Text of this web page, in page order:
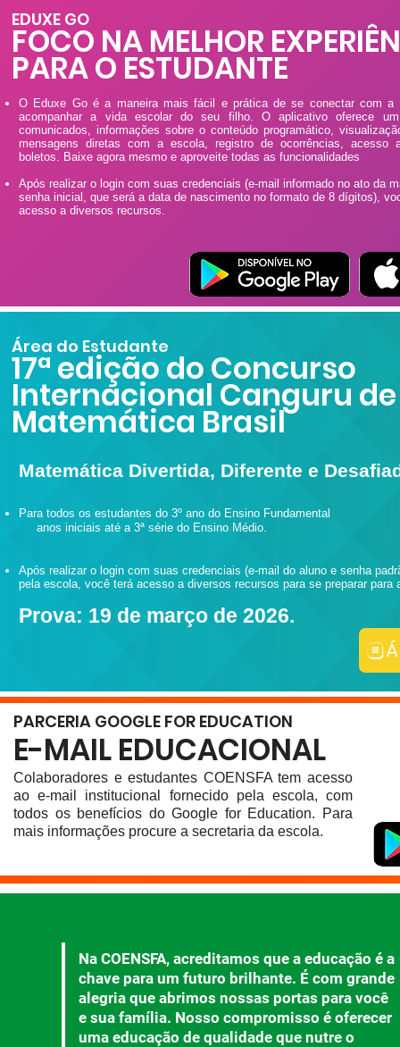
EDUXE GO
FOCO NA MELHOR
PARA O ESTUDANTE
O Eduxe Go é a maneira mais fácil e prática de se conectar com a
acompanhar a vida escolar do seu filho. O aplicativo oferece
comunicados, informações sobre o conteúdo programático,
mensagens diretas com a escola, registro de ocorrências, acesso
boletos. Baixe agora mesmo e aproveite todas as funcionalidades
Após realizar o login com suas credenciais (e-mail informado no ato da
senha inicial, que será a data de nascimento no formato de 8 dígitos),
acesso a diversos recursos.
Área do Estudante
17ª edição do Concurso
Internacional Canguru de
Matemática Brasil
Matemática Divertida, Diferente e
Para todos os estudantes do 3º ano do Ensino Fundamental
anos iniciais até a 3ª série do Ensino Médio.
Após realizar o login com suas credenciais (e-mail do aluno e senha
pela escola, você terá acesso a diversos recursos para se preparar para
Prova: 19 de março de 2026.
PARCERIA GOOGLE FOR EDUCATION
E-MAIL EDUCACIONAL
Colaboradores e estudantes COENSFA tem acesso
ao e-mail institucional fornecido pela escola, com
todos os benefícios do Google for Education. Para
mais informações procure a secretaria da escola.
Na COENSFA, acreditamos que a educação é a
chave para um futuro brilhante. É com grande
alegria que abrimos nossas portas para você
e sua família. Nosso compromisso é oferecer
uma educação de qualidade que nutre o